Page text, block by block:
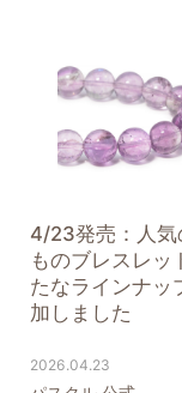
ペンダントトップ
4/23発売：人気
ものブレスレッ
たなラインナッ
加しました
2026.04.23